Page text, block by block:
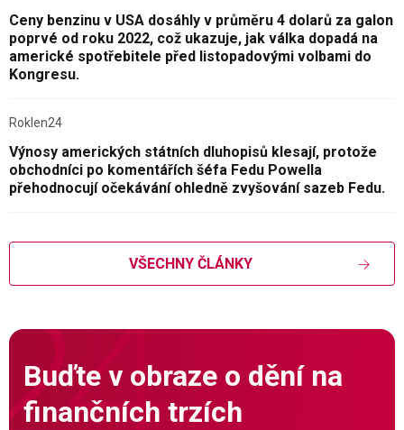
Ceny benzinu v USA dosáhly v průměru 4 dolarů za galon
poprvé od roku 2022, což ukazuje, jak válka dopadá na
americké spotřebitele před listopadovými volbami do
Kongresu.
Roklen24
Výnosy amerických státních dluhopisů klesají, protože
obchodníci po komentářích šéfa Fedu Powella
přehodnocují očekávání ohledně zvyšování sazeb Fedu.
VŠECHNY ČLÁNKY
Buďte v obraze o dění na
finančních trzích